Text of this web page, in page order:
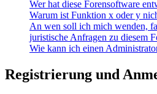
Wer hat diese Forensoftware
Warum ist Funktion x oder y
An wen soll ich mich wenden,
juristische Anfragen zu diesem
Wie kann ich einen
Registrierung und